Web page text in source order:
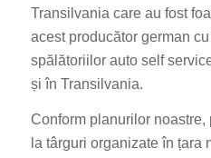
Transilvania care au fost
acest producător german
spălătoriilor auto self
și în Transilvania.
Conform planurilor
la târguri organizate în țara